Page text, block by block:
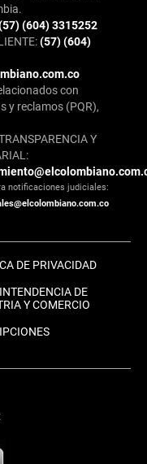
(604) 3315252
(57) (604)
con
y reclamos (PQR),
Y
notificaciones judiciales:
DE PRIVACIDAD
DE
Y COMERCIO